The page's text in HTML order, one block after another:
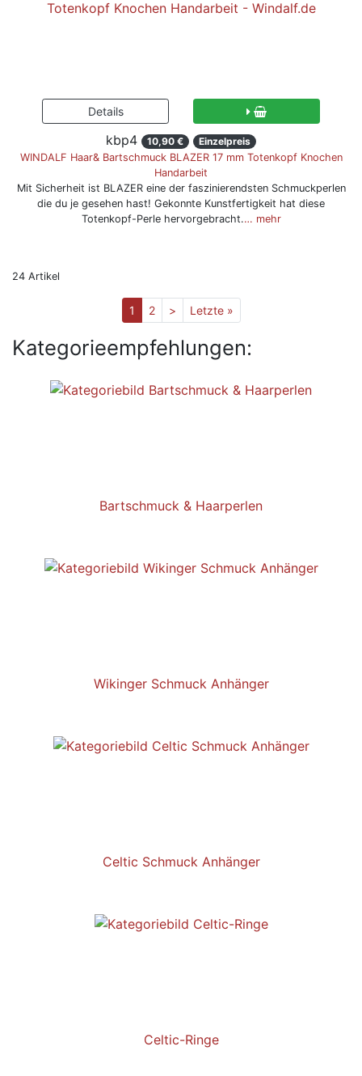
kbp4 10,90 €
Einzelpreis
WINDALF Haar& Bartschmuck BLAZER 17 mm Totenkopf Knochen
Handarbeit
Mit Sicherheit ist BLAZER eine der faszinierendsten Schmuckperlen
die du je gesehen hast! Gekonnte Kunstfertigkeit hat diese
Totenkopf-Perle hervorgebracht.… mehr
24 Artikel
1 2 > Letzte »
Kategorieempfehlungen:
Bartschmuck & Haarperlen
Wikinger Schmuck Anhänger
Celtic Schmuck Anhänger
Celtic-Ringe